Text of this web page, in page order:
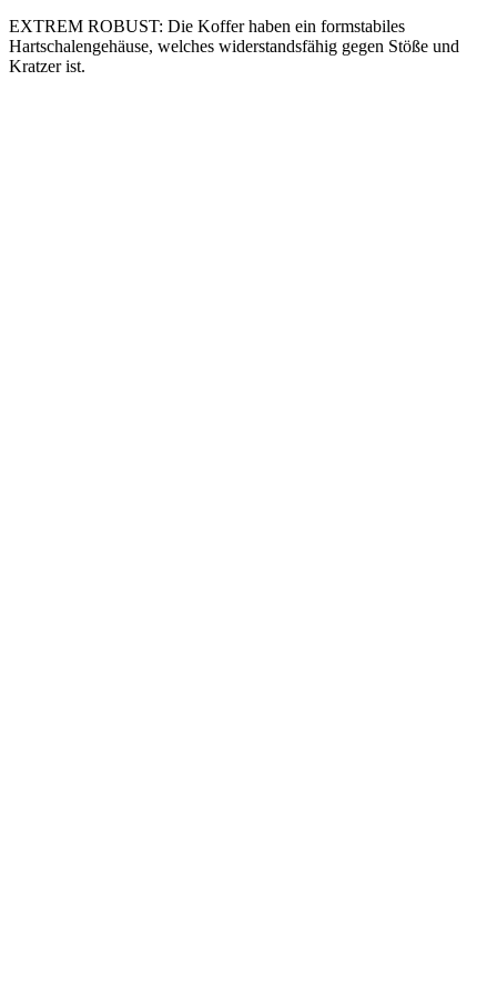
EXTREM ROBUST: Die Koffer haben ein formstabiles
Hartschalengehäuse, welches widerstandsfähig gegen Stöße und
Kratzer ist.